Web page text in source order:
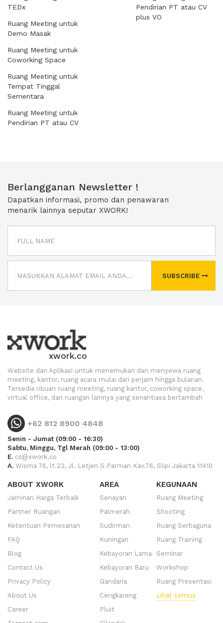
TEDx
Ruang Meeting untuk
Demo Masak
Ruang Meeting untuk
Coworking Space
Ruang Meeting untuk
Tempat Tinggal
Sementara
Ruang Meeting untuk
Pendirian PT atau CV
Pendirian PT atau CV
plus VO
Berlangganan Newsletter !
Dapatkan informasi, promo dan penawaran
menarik lainnya seputar XWORK!
SUBSCRIBE
xwork.co
Website dan Aplikasi untuk menemukan dan menyewa ruang
meeting, kantor, ruang acara mulai dari perjam hingga bulanan.
Tersedia ribuan ruang meeting, ruang kantor, coworking space,
virtual office, dan ruangan lainnya yang senantiasa bertambah
+62 812 8900 4848
Senin - Jumat (09:00 - 16:30)
Sabtu, Minggu, Tgl Merah (09:00 - 13:00)
E. cs@xwork.co
A. Wisma 76, lt.23, Jl. Letjen S.Parman Kav.76, Slipi Jakarta 11410
ABOUT XWORK
Jaminan Harga Terbaik
Partner Ruangan
Ketentuan Pemesanan
FAQ
Blog
Contact Us
Privacy Policy
About Us
Career
AREA
Senayan
Palmerah
Sudirman
Kuningan
Kebayoran Lama
Kebayoran Baru
Gandaria
Cengkareng
Pluit
KEGUNAAN
Ruang Meeting
Shooting
Ruang Serbaguna
Ruang Training
Seminar
Workshop
Ruang Presentasi
Lihat semua